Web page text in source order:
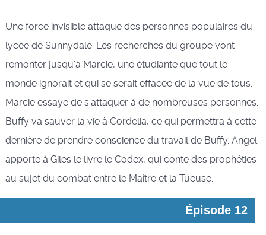
Une force invisible attaque des personnes populaires du
lycée de Sunnydale. Les recherches du groupe vont
remonter jusqu’à Marcie, une étudiante que tout le
monde ignorait et qui se serait effacée de la vue de tous.
Marcie essaye de s’attaquer à de nombreuses personnes.
Buffy va sauver la vie à Cordelia, ce qui permettra à cette
dernière de prendre conscience du travail de Buffy. Angel
apporte à Giles le livre le Codex, qui conte des prophéties
au sujet du combat entre le Maître et la Tueuse.
Épisode 12